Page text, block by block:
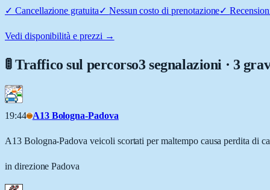
✓ Cancellazione gratuita✓ Nessun costo di prenotazione✓
Vedi disponibilità e prezzi →
🚦 Traffico sul percorso3 segnalazioni · 3
19:44 A13 Bologna-Padova
A13 Bologna-Padova veicoli scortati per maltempo causa perdita di
in direzione Padova